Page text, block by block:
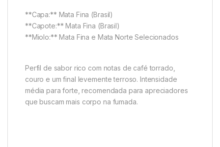
**Capa:** Mata Fina (Brasil)
**Capote:** Mata Fina (Brasil)
**Miolo:** Mata Fina e Mata Norte Selecionados
Perfil de sabor rico com notas de café torrado,
couro e um final levemente terroso. Intensidade
média para forte, recomendada para apreciadores
que buscam mais corpo na fumada.